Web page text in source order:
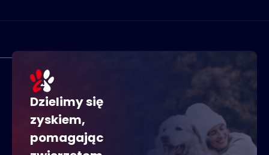
Dzielimy się
zyskiem,
pomagając